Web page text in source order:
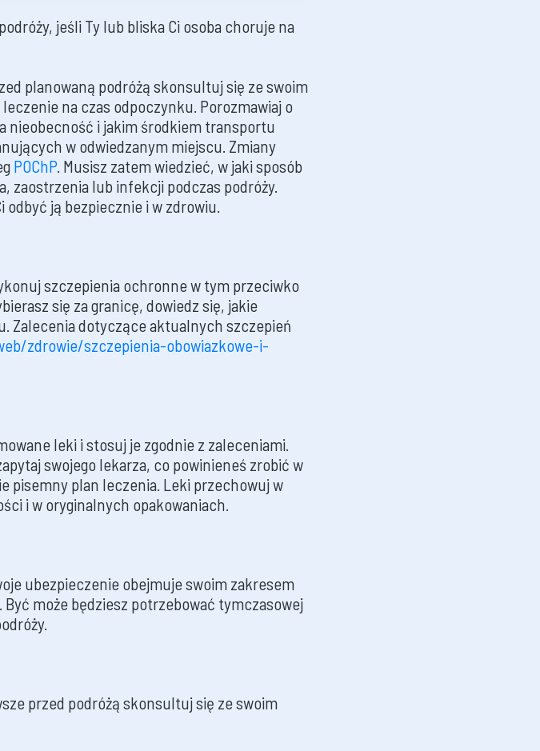
jeśli Ty lub bliska Ci osoba choruje na
planowaną podróżą skonsultuj się ze swoim
na czas odpoczynku. Porozmawiaj o
nieobecność i jakim środkiem transportu
w odwiedzanym miejscu. Zmiany
POChP. Musisz zatem wiedzieć, w jaki sposób
zaostrzenia lub infekcji podczas podróży.
ją bezpiecznie i w zdrowiu.
szczepienia ochronne w tym przeciwko
się za granicę, dowiedz się, jakie
Zalecenia dotyczące aktualnych szczepień
zdrowie/szczepienia-obowiazkowe-i-
leki i stosuj je zgodnie z zaleceniami.
swojego lekarza, co powinieneś zrobić w
pisemny plan leczenia. Leki przechowuj w
i w oryginalnych opakowaniach.
ubezpieczenie obejmuje swoim zakresem
może będziesz potrzebować tymczasowej
przed podróżą skonsultuj się ze swoim